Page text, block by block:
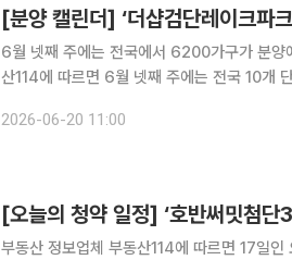
[분양 캘린더] ‘더샵검단레이크파
6월 넷째 주에는 전국에서 6200가구가 분양에 나선다. ◇청약 단지(10곳) 부동
산114에 따르면 6월 넷째 주에는 전국 10개
(A67)’, 경남 양산시 ‘힐스테이트양산더스카이
2026-06-20 11:00
[오늘의 청약 일정] ‘호반써밋첨단
부동산 정보업체 부동산114에 따르면 17일인